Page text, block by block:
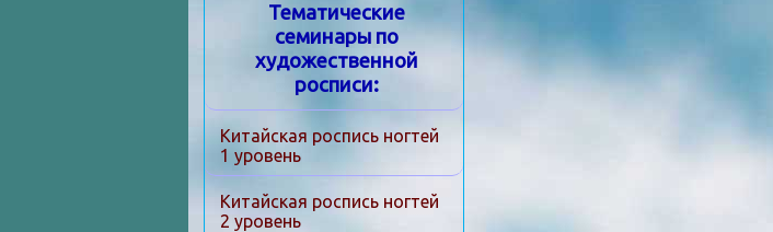
Тематические
семинары по
художественной
росписи:
Китайская роспись ногтей
1 уровень
Китайская роспись ногтей
2 уровень